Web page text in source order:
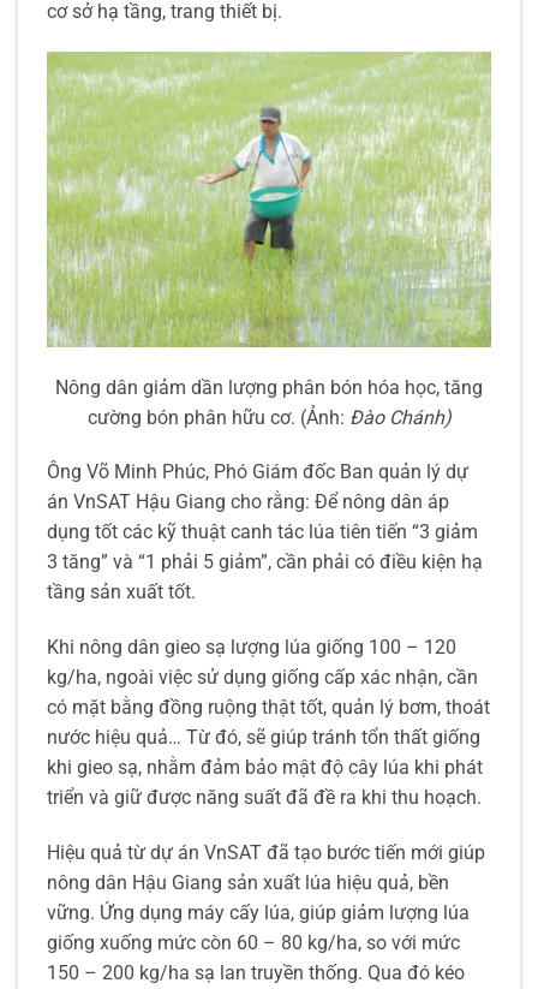
cơ sở hạ tầng, trang thiết bị.
Nông dân giảm dần lượng phân bón hóa học, tăng
cường bón phân hữu cơ. (Ảnh: Đào Chánh)
Ông Võ Minh Phúc, Phó Giám đốc Ban quản lý dự
án VnSAT Hậu Giang cho rằng: Để nông dân áp
dụng tốt các kỹ thuật canh tác lúa tiên tiến “3 giảm
3 tăng” và “1 phải 5 giảm”, cần phải có điều kiện hạ
tầng sản xuất tốt.
Khi nông dân gieo sạ lượng lúa giống 100 – 120
kg/ha, ngoài việc sử dụng giống cấp xác nhận, cần
có mặt bằng đồng ruộng thật tốt, quản lý bơm, thoát
nước hiệu quả… Từ đó, sẽ giúp tránh tổn thất giống
khi gieo sạ, nhằm đảm bảo mật độ cây lúa khi phát
triển và giữ được năng suất đã đề ra khi thu hoạch.
Hiệu quả từ dự án VnSAT đã tạo bước tiến mới giúp
nông dân Hậu Giang sản xuất lúa hiệu quả, bền
vững. Ứng dụng máy cấy lúa, giúp giảm lượng lúa
giống xuống mức còn 60 – 80 kg/ha, so với mức
150 – 200 kg/ha sạ lan truyền thống. Qua đó kéo